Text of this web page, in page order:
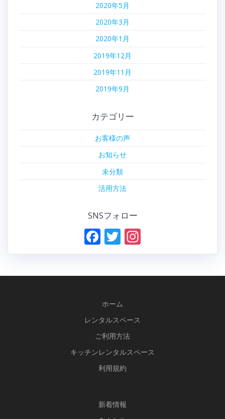
2020年5月
2020年3月
2020年1月
2019年12月
2019年11月
2019年9月
カテゴリー
お客様の声
お知らせ
未分類
活用方法
SNSフォロー
F
o
o
k
T
ホーム
レンタルスペース
ご利用方法
キッチンレンタルスペース
利用規約
新着情報